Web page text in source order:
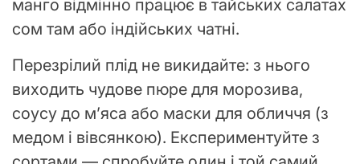
манго відмінно працює в тайських салатах
сом там або індійських чатні.
Перезрілий плід не викидайте: з нього
виходить чудове пюре для морозива,
соусу до м’яса або маски для обличчя (з
медом і вівсянкою). Експериментуйте з